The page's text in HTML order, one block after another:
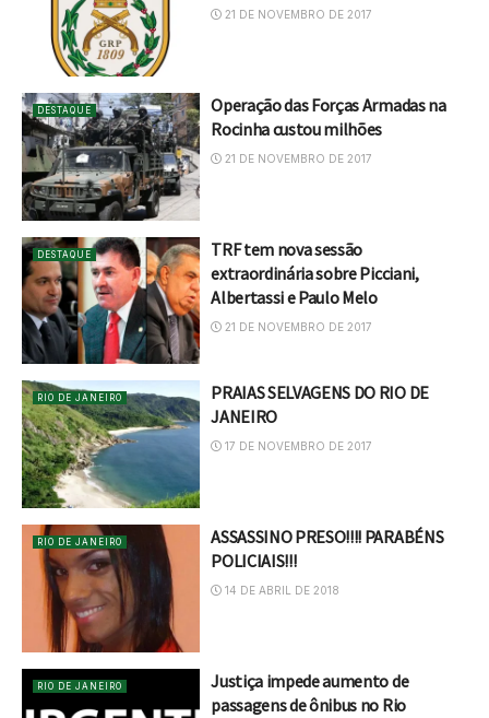
21 DE NOVEMBRO DE 2017
DESTAQUE
Operação das Forças Armadas na
Rocinha custou milhões
21 DE NOVEMBRO DE 2017
DESTAQUE
TRF tem nova sessão
extraordinária sobre Picciani,
Albertassi e Paulo Melo
21 DE NOVEMBRO DE 2017
RIO DE JANEIRO
PRAIAS SELVAGENS DO RIO DE
JANEIRO
17 DE NOVEMBRO DE 2017
RIO DE JANEIRO
ASSASSINO PRESO!!!! PARABÉNS
POLICIAIS!!!
14 DE ABRIL DE 2018
RIO DE JANEIRO
Justiça impede aumento de
passagens de ônibus no Rio